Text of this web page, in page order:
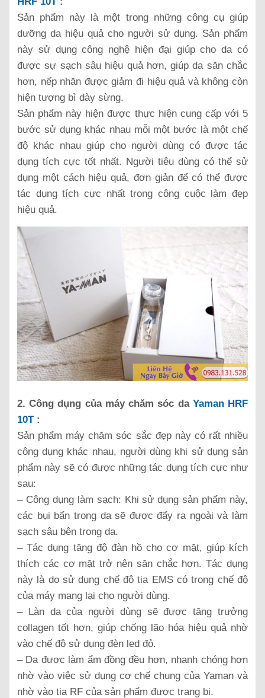
Sản phẩm này là một trong những công cụ giúp
dưỡng da hiệu quả cho người sử dụng. Sản phẩm
này sử dụng công nghệ hiện đại giúp cho da có
được sự sạch sâu hiệu quả hơn, giúp da săn chắc
hơn, nếp nhăn được giảm đi hiệu quả và không còn
hiện tượng bì dày sừng.
Sản phẩm này hiện được thực hiện cung cấp với 5
bước sử dụng khác nhau mỗi một bước là một chế
độ khác nhau giúp cho người dùng có được tác
dụng tích cực tốt nhất. Người tiêu dùng có thể sử
dụng một cách hiệu quả, đơn giản để có thể được
tác dụng tích cực nhất trong công cuộc làm đẹp
hiệu quả.
2. Công dụng của máy chăm sóc da Yaman HRF
10T:
Sản phẩm máy chăm sóc sắc đẹp này có rất nhiều
công dụng khác nhau, người dùng khi sử dụng sản
phẩm này sẽ có được những tác dụng tích cực như
sau:
– Công dụng làm sạch: Khi sử dụng sản phẩm này,
các bụi bẩn trong da sẽ được đẩy ra ngoài và làm
sạch sâu bên trong da.
– Tác dụng tăng độ đàn hồ cho cơ mặt, giúp kích
thích các cơ mặt trở nên săn chắc hơn. Tác dụng
này là do sử dụng chế độ tia EMS có trong chế độ
của máy mang lại cho người dùng.
– Làn da của người dùng sẽ được tăng trưởng
collagen tốt hơn, giúp chống lão hóa hiệu quả nhờ
vào chế độ sử dụng đèn led đỏ.
– Da được làm ẩm đồng đều hơn, nhanh chóng hơn
nhờ vào việc sử dụng cơ chế chung của Yaman và
nhờ vào tia RF của sản phẩm được trang bị.